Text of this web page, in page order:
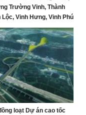
Trường Vinh, Thành
Lộc, Vinh Hưng, Vinh Phú
giai đoạn 2026 – 2030
loạt Dự án cao tốc